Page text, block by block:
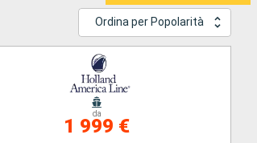
Ordina per Popolarità
da
1 999 €